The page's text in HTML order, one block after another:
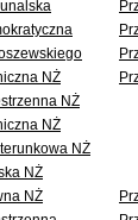
NŻ
NŻ
NŻ
NŻ
NŻ
NŻ